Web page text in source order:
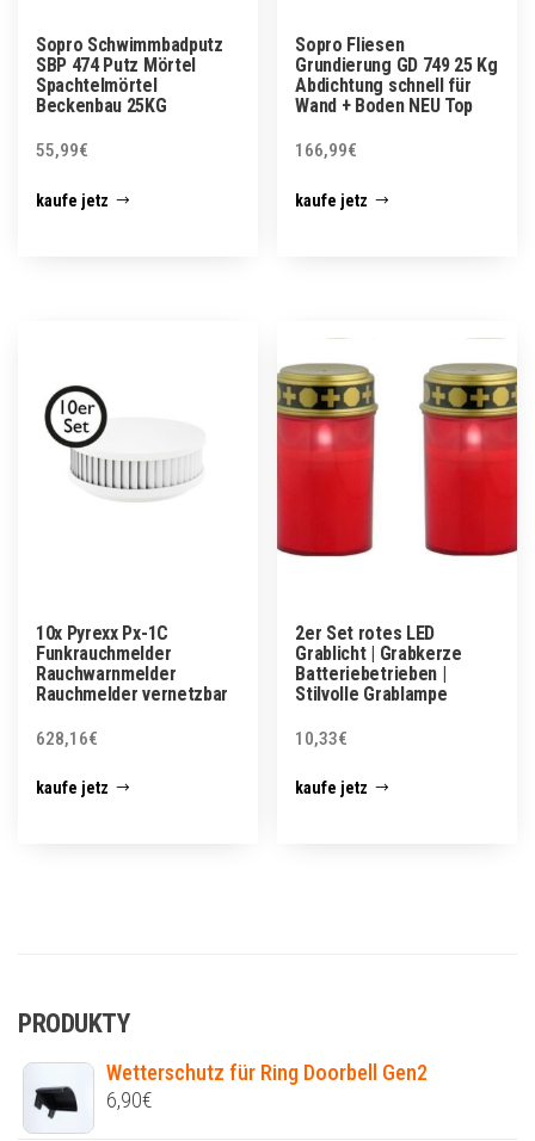
Sopro Schwimmbadputz
SBP 474 Putz Mörtel
Spachtelmörtel
Beckenbau 25KG
55,99€
kaufe jetz
Sopro Fliesen
Grundierung GD 749 25 Kg
Abdichtung schnell für
Wand + Boden NEU Top
166,99€
kaufe jetz
10x Pyrexx Px-1C
Funkrauchmelder
Rauchwarnmelder
Rauchmelder vernetzbar
628,16€
kaufe jetz
2er Set rotes LED
Grablicht | Grabkerze
Batteriebetrieben |
Stilvolle Grablampe
10,33€
kaufe jetz
PRODUKTY
Wetterschutz für Ring Doorbell Gen2
6,90€